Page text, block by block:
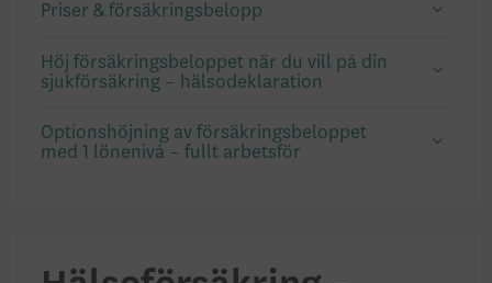
Priser & försäkringsbelopp
Höj försäkringsbeloppet när du vill på din
sjukförsäkring – hälsodeklaration
Optionshöjning av försäkringsbeloppet
med 1 lönenivå – fullt arbetsför